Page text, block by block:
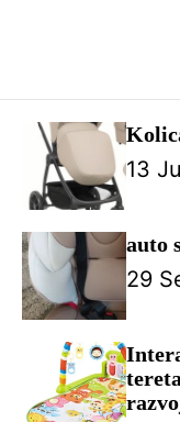
13
auto
29